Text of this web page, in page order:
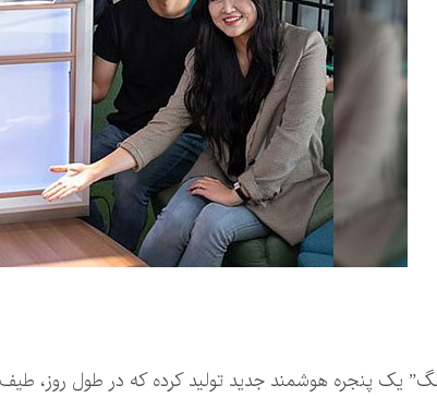
یک پنجره هوشمند جدید تولید کرده که در طول روز،